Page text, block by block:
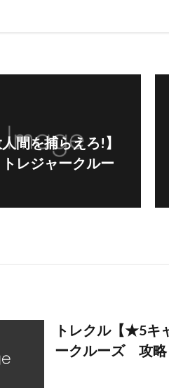
間を捕らえろ!】
レジャークルー
トレクル【★5キ
ークルーズ 攻略